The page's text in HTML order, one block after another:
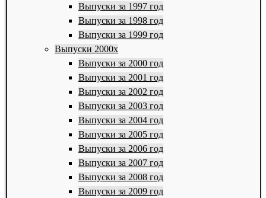
Выпуски за 1997 год
Выпуски за 1998 год
Выпуски за 1999 год
Выпуски 2000х
Выпуски за 2000 год
Выпуски за 2001 год
Выпуски за 2002 год
Выпуски за 2003 год
Выпуски за 2004 год
Выпуски за 2005 год
Выпуски за 2006 год
Выпуски за 2007 год
Выпуски за 2008 год
Выпуски за 2009 год